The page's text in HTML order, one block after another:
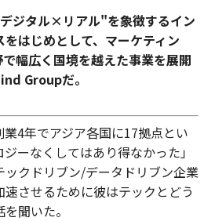
ジタル×リアル"を象徴するイン
はじめとして、マーケティン
幅広く国境を越えた事業を展開
Groupだ。
4年でアジア各国に17拠点とい
ーなくしてはあり得なかった」
ックドリブン/データドリブン企業
させるために彼はテックとどう
聞いた。